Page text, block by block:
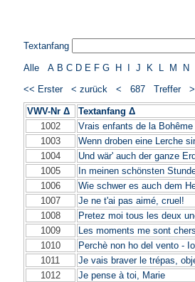
Textanfang
Alle A B C D E F G H J K M N
<< Erster
< zurück < 687 Treffer
VWV-Nr Δ
Textanfang Δ
1002
Vrais enfants de la Bohême
1003
Wenn droben eine Lerche
1004
Und wär' auch der ganze
1005
In meinen schönsten
1006
Wie schwer es auch dem
1007
Je ne t'ai pas aimé, cruel!
1008
Pretez moi tous les deux
1009
Les moments me sont
1010
Perchè non ho del vento -
1011
Je vais braver le trépas,
1012
Je pense à toi, Marie